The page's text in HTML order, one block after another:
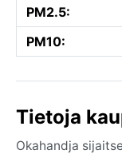
PM2.5:
PM10:
Tietoja
Okahandja